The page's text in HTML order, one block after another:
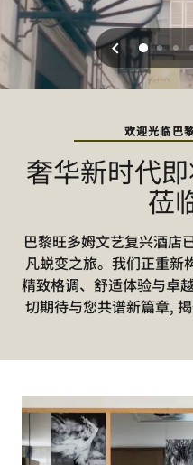
上一页
012
欢迎光临巴
奢华新时代
莅
巴黎旺多姆文艺复兴酒店
凡蜕变之旅。我们正重新
精致格调、舒适体验与卓
切期待与您共谱新篇章,